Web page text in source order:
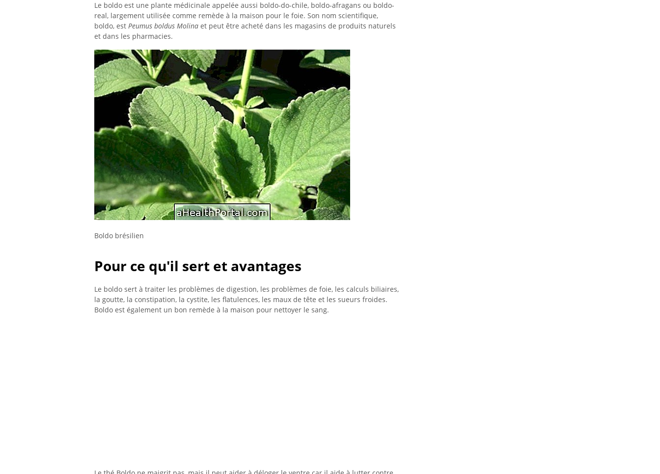
Le boldo est une plante médicinale appelée aussi boldo-do-chile, boldo-afragans ou boldo-
real, largement utilisée comme remède à la maison pour le foie. Son nom scientifique,
boldo, est Peumus boldus Molina et peut être acheté dans les magasins de produits naturels
et dans les pharmacies.
Boldo brésilien
Pour ce qu'il sert et avantages
Le boldo sert à traiter les problèmes de digestion, les problèmes de foie, les calculs biliaires,
la goutte, la constipation, la cystite, les flatulences, les maux de tête et les sueurs froides.
Boldo est également un bon remède à la maison pour nettoyer le sang.